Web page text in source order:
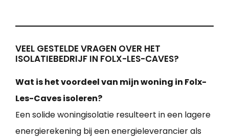
VEEL GESTELDE VRAGEN OVER HET
ISOLATIEBEDRIJF IN FOLX-LES-CAVES?
Wat is het voordeel van mijn woning in Folx-
Les-Caves isoleren?
Een solide woningisolatie resulteert in een lagere
energierekening bij een energieleverancier als